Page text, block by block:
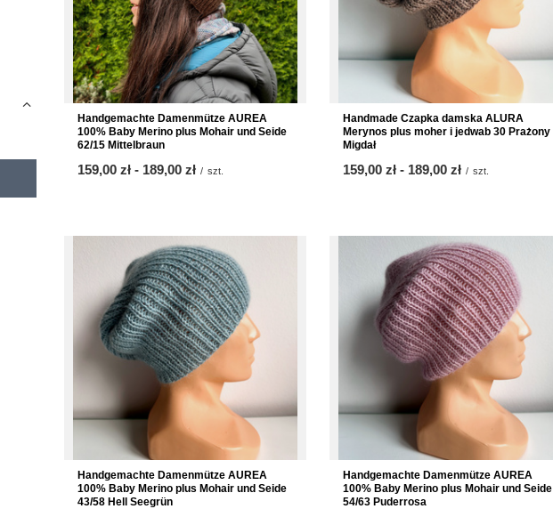
Handgemachte Damenmütze AUREA
100% Baby Merino plus Mohair und Seide
62/15 Mittelbraun
ab
159,00 zł - bis
189,00 zł / szt.
Handmade Czapka damska ALURA
Merynos plus moher i jedwab 30 Prażony
Migdał
ab
159,00 zł - bis
189,00 zł / szt.
Handgemachte Damenmütze AUREA
100% Baby Merino plus Mohair und Seide
43/58 Hell Seegrün
Handgemachte Damenmütze AUREA
100% Baby Merino plus Mohair und Seide
54/63 Puderrosa